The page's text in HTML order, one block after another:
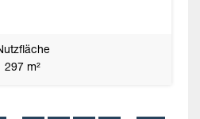
297 m²